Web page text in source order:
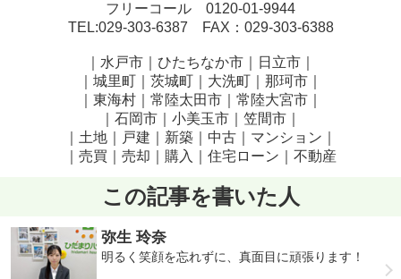
フリーコール 0120-01-9944
TEL:029-303-6387 FAX：029-303-6388
｜水戸市｜ひたちなか市｜日立市｜
｜城里町｜茨城町｜大洗町｜那珂市｜
｜東海村｜常陸太田市｜常陸大宮市｜
｜石岡市｜小美玉市｜笠間市｜
｜土地｜戸建｜新築｜中古｜マンション｜
｜売買｜売却｜購入｜住宅ローン｜不動産
この記事を書いた人
弥生 玲奈
明るく笑顔を忘れずに、真面目に頑張ります！